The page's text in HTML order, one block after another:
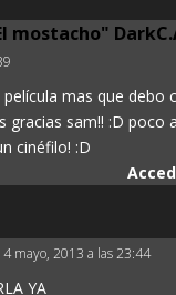
mostacho"
película mas que debo
gracias sam!! :D poco
cinéfilo! :D
4 mayo, 2013 a las 23:44
YA